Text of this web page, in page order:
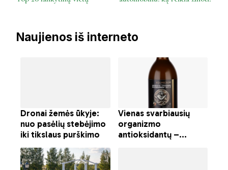
Naujienos iš interneto